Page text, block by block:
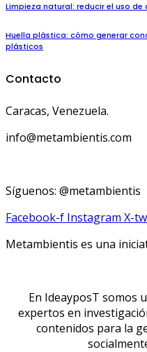
Limpieza natural: reducir el uso
Huella plástica: cómo generar
plásticos
Contacto
Caracas, Venezuela.
info@metambientis.com
Síguenos: @metambientis
Facebook-f Instagram X-
Metambientis es una
En IdeayposT somos
expertos en
contenidos para la